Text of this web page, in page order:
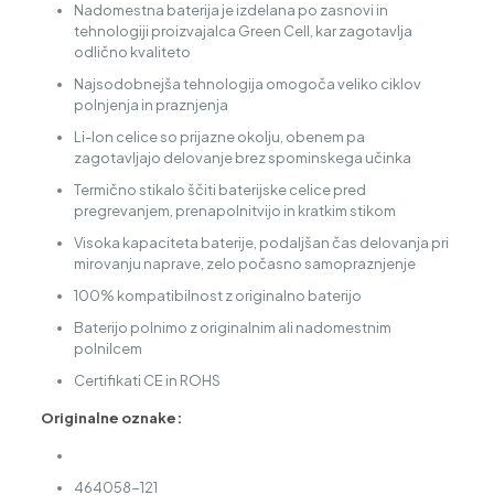
Nadomestna baterija je izdelana po zasnovi in
tehnologiji proizvajalca Green Cell, kar zagotavlja
odlično kvaliteto
Najsodobnejša tehnologija omogoča veliko ciklov
polnjenja in praznjenja
Li-Ion celice so prijazne okolju, obenem pa
zagotavljajo delovanje brez spominskega učinka
Termično stikalo ščiti baterijske celice pred
pregrevanjem, prenapolnitvijo in kratkim stikom
Visoka kapaciteta baterije, podaljšan čas delovanja pri
mirovanju naprave, zelo počasno samopraznjenje
100% kompatibilnost z originalno baterijo
Baterijo polnimo z originalnim ali nadomestnim
polnilcem
Certifikati CE in ROHS
Originalne oznake:
464058-121